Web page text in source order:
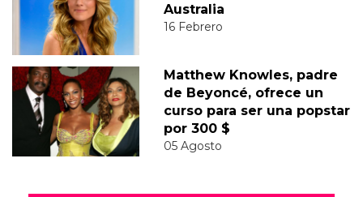
Australia
16 Febrero
Matthew Knowles, padre
de Beyoncé, ofrece un
curso para ser una popstar
por 300 $
05 Agosto